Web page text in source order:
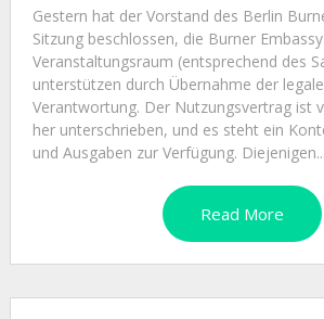
Gestern hat der Vorstand des Berlin
Sitzung beschlossen, die Burner
Veranstaltungsraum (entsprechend des
unterstützen durch Übernahme der
Verantwortung. Der Nutzungsvertrag ist
her unterschrieben, und es steht ein
und Ausgaben zur Verfügung. Diejenigen...
Read More